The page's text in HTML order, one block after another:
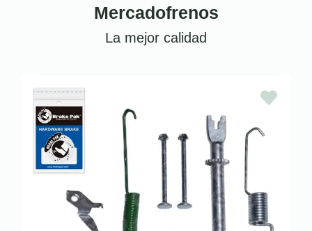
Mercadofrenos
La mejor calidad